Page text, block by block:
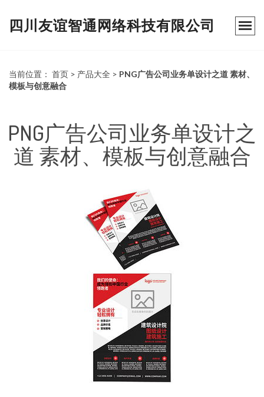
四川友谊智通网络科技有限公司
当前位置： 首页 > 产品大全 > PNG广告公司业务单设计之道 素材、
模板与创意融合
PNG广告公司业务单设计之
道 素材、模板与创意融合